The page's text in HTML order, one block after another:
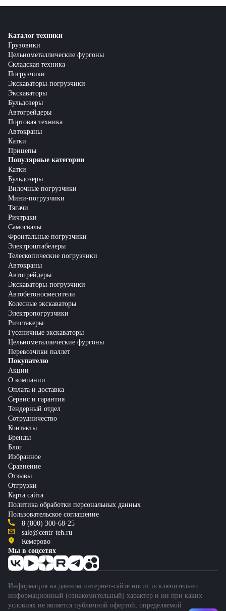
Каталог техники
Грузовики
Цельнометаллические фургоны
Складская техника
Погрузчики
Экскаваторы-погрузчики
Экскаваторы
Бульдозеры
Автогрейдеры
Портовая техника
Автокраны
Катки
Прицепы
Популярные категории
Катки
Бульдозеры
Вилочные погрузчики
Мини-погрузчики
Тягачи
Ричтраки
Самосвалы
Фронтальные погрузчики
Электроштабелеры
Телескопические погрузчики
Автокраны
Автогрейдеры
Экскаваторы-погрузчики
Автобетоносмесители
Колесные экскаваторы
Электропогрузчики
Ричстакеры
Гусеничные экскаваторы
Цельнометаллические фургоны
Перевозчики паллет
Покупателю
Акции
О компании
Оплата и доставка
Сервис и гарантия
Тендерный отдел
Сотрудничество
Контакты
Бренды
Блог
Избранное
Сравнение
Отзывы
Отгрузки
Карта сайта
Политика обработки персональных данных
Пользовательское соглашение
8 (800) 300-68-25
sale@centr-teh.ru
Кемерово
Мы в соцсетях
Информация на данном интернет-сайте носит исключительно
информационный (ознакомительный) характер и ни при каких
условиях не является публичной офертой, определяемой